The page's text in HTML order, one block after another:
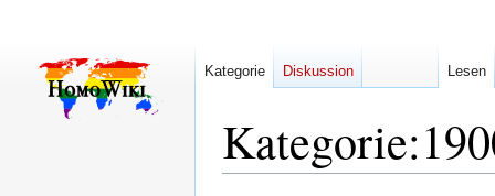
Kategorie:
Kategorie Diskussion Lesen